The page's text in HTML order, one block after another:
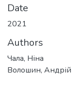
Date
2021
Authors
Чала, Ніна
Волошин, Андрій